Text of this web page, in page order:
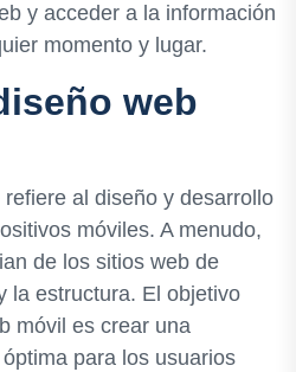
y acceder a la información
momento y lugar.
web
al diseño y desarrollo
móviles. A menudo,
de los sitios web de
la estructura. El objetivo
móvil es crear una
para los usuarios